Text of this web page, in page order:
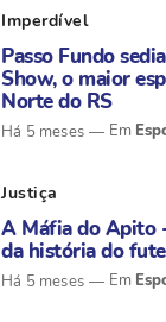
Imperdível
Passo Fundo
Show, o maior
Norte do RS
Há 5 meses
Justiça
A Máfia do Apito
da história do
Há 5 meses